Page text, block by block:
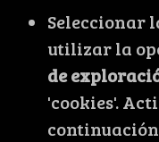
Seleccionar
utilizar la
de
'cookies'.